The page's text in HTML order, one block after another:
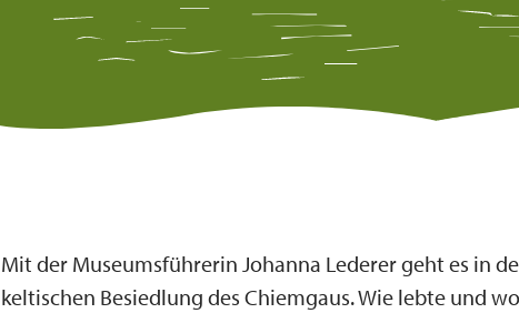
Mit der Museumsführerin Johanna Lederer geht es in
keltischen Besiedlung des Chiemgaus. Wie lebte und